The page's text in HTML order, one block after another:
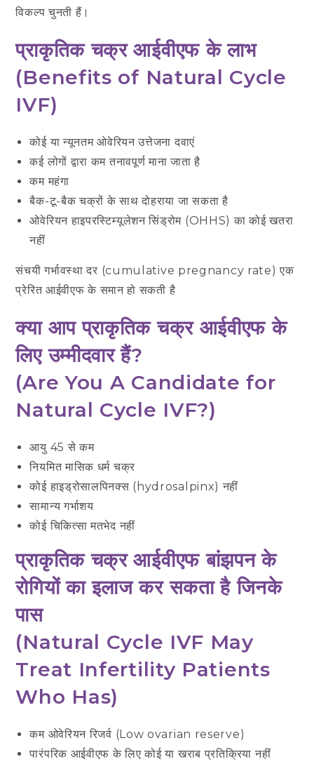
विकल्प चुनती हैं।
प्राकृतिक चक्र आईवीएफ के लाभ
(Benefits of Natural Cycle
IVF)
कोई या न्यूनतम ओवेरियन उत्तेजना दवाएं
कई लोगों द्वारा कम तनावपूर्ण माना जाता है
कम महंगा
बैक-टू-बैक चक्रों के साथ दोहराया जा सकता है
ओवेरियन हाइपरस्टिम्यूलेशन सिंड्रोम (OHHS) का कोई खतरा
नहीं
संचयी गर्भावस्था दर (cumulative pregnancy rate) एक
प्रेरित आईवीएफ के समान हो सकती है
क्या आप प्राकृतिक चक्र आईवीएफ के
लिए उम्मीदवार हैं?
(Are You A Candidate for
Natural Cycle IVF?)
आयु 45 से कम
नियमित मासिक धर्म चक्र
कोई हाइड्रोसालपिनक्स (hydrosalpinx) नहीं
सामान्य गर्भाशय
कोई चिकित्सा मतभेद नहीं
प्राकृतिक चक्र आईवीएफ बांझपन के
रोगियों का इलाज कर सकता है जिनके
पास
(Natural Cycle IVF May
Treat Infertility Patients
Who Has)
कम ओवेरियन रिजर्व (Low ovarian reserve)
पारंपरिक आईवीएफ के लिए कोई या खराब प्रतिक्रिया नहीं